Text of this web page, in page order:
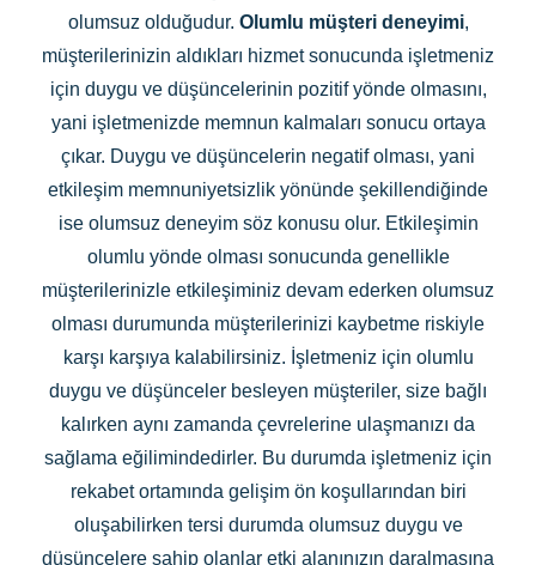
olumsuz olduğudur. Olumlu müşteri deneyimi,
müşterilerinizin aldıkları hizmet sonucunda işletmeniz
için duygu ve düşüncelerinin pozitif yönde olmasını,
yani işletmenizde memnun kalmaları sonucu ortaya
çıkar. Duygu ve düşüncelerin negatif olması, yani
etkileşim memnuniyetsizlik yönünde şekillendiğinde
ise olumsuz deneyim söz konusu olur. Etkileşimin
olumlu yönde olması sonucunda genellikle
müşterilerinizle etkileşiminiz devam ederken olumsuz
olması durumunda müşterilerinizi kaybetme riskiyle
karşı karşıya kalabilirsiniz. İşletmeniz için olumlu
duygu ve düşünceler besleyen müşteriler, size bağlı
kalırken aynı zamanda çevrelerine ulaşmanızı da
sağlama eğilimindedirler. Bu durumda işletmeniz için
rekabet ortamında gelişim ön koşullarından biri
oluşabilirken tersi durumda olumsuz duygu ve
düşüncelere sahip olanlar etki alanınızın daralmasına